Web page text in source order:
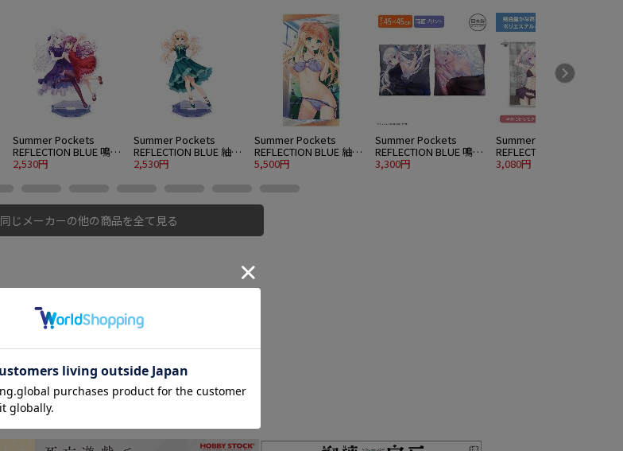
Summer Pockets
REFLECTION BLUE 鳴瀬
しろは＆加藤うみ アク
2,530円
Summer Pockets
REFLECTION BLUE 紬ヴ
ェンダース アクリルス
2,530円
Summer Pockets
REFLECTION BLUE 紬ヴ
ェンダース 120cmビッ
5,500円
Summer Pockets
REFLECTION BLUE 鳴瀬
しろは 両面プリントク
3,300円
Summer Pockets
REFLECTION BLUE 鳴瀬
しろは ハイブリッドフ
3,080円
同じメーカーの他の商品を全て見る